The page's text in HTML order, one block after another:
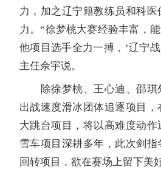
力，加之辽宁籍教练员和科
力。“徐梦桃大赛经验丰富，
他项目选手全力一搏，‘辽宁
主任佘宇说。
除徐梦桃、王心迪、邵琪
出战速度滑冰团体追逐项目
大跳台项目，将以高难度动
雪车项目深耕多年，此次剑
回转项目，欲在赛场上留下美